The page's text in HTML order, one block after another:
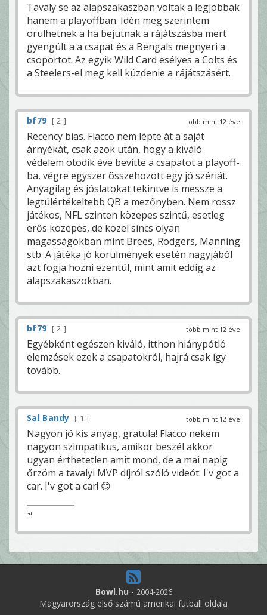
Tavaly se az alapszakaszban voltak a legjobbak
hanem a playoffban. Idén meg szerintem
örülhetnek a ha bejutnak a rájátszásba mert
gyengült a a csapat és a Bengals megnyeri a
csoportot. Az egyik Wild Card esélyes a Colts és
a Steelers-el meg kell küzdenie a rájátszásért.
több mint 12 éve
bf79 2
Recency bias. Flacco nem lépte át a saját
árnyékát, csak azok után, hogy a kiváló
védelem ötödik éve bevitte a csapatot a playoff-
ba, végre egyszer összehozott egy jó szériát.
Anyagilag és jóslatokat tekintve is messze a
legtúlértékeltebb QB a mezőnyben. Nem rossz
játékos, NFL szinten közepes szintű, esetleg
erős közepes, de közel sincs olyan
magasságokban mint Brees, Rodgers, Manning
stb. A játéka jó körülmények esetén nagyjából
azt fogja hozni ezentúl, mint amit eddig az
alapszakaszokban.
több mint 12 éve
bf79 2
Egyébként egészen kiváló, itthon hiánypótló
elemzések ezek a csapatokról, hajrá csak így
tovább.
több mint 12 éve
Sal Bandy 1
Nagyon jó kis anyag, gratula! Flacco nekem
nagyon szimpatikus, amikor beszél akkor
ugyan érthetetlen amit mond, de a mai napig
őrzöm a tavalyi MVP díjról szóló videót: I'v got a
car. I'v got a car! 😊
sal
Bowl.hu - 2004-2026
Magyarország első számú amerikai futball oldala